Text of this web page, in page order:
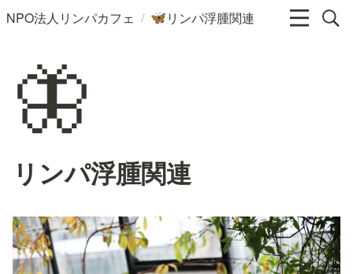
NPO法人リンパカフェ / 🦋 リンパ浮腫関連
🦋
リンパ浮腫関連